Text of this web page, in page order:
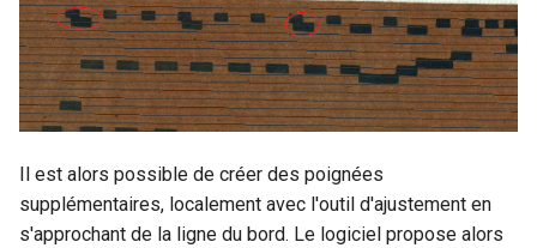
Il est alors possible de créer des poignées
supplémentaires, localement avec l'outil d'ajustement en
s'approchant de la ligne du bord. Le logiciel propose alors